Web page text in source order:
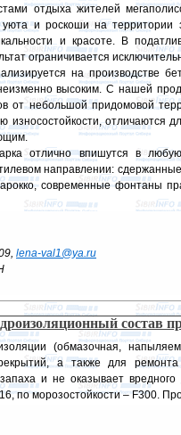
отдыха жителей
и роскоши на территории
и красоте. В
ограничивается
на производстве
неизменно высоким. С нашей
от небольшой придомовой
износостойкости, отличаются
отлично впишутся в
направлении:
современные фонтаны
lena-val1@ya.ru
состав
(обмазочная,
а также для
и не оказывает
по морозостойкости – F300.